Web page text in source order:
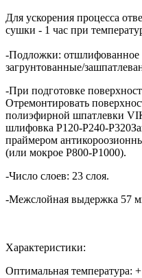
Для ускорения процесса
сушки - 1 час при
-Подложки: отшлифованное
загрунтованные/
-При подготовке
Отремонтировать
полиэфирной шпатлевки
шлифовка Р120-Р240-
праймером
(или мокрое Р800-Р1000).
-Число слоев: 23 слоя.
-Межслойная выдержка 57
Характеристики:
Оптимальная температура: